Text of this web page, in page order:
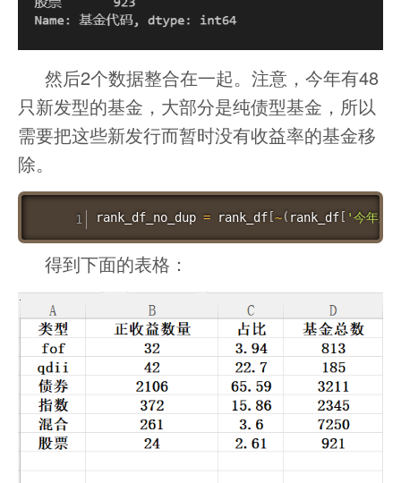
然后2个数据整合在一起。注意，今年有48
只新发型的基金，大部分是纯债型基金，所以
需要把这些新发行而暂时没有收益率的基金移
除。
rank_df_no_dup = rank_df [~( rank_df '今年来'
得到下面的表格：